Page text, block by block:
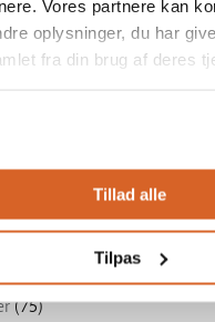
Vores partnere kan
oplysninger, du har
fra din brug af deres
Tillad alle
Tilpas
(1)
(75)
(75)